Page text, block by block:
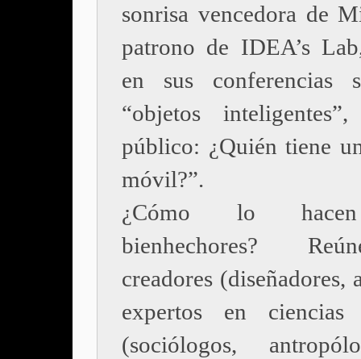
sonrisa vencedora de
patrono de IDEA’s
en sus conferencias
“objetos
público: ¿Quién tiene
móvil?”.
¿Cómo lo
bienhechores?
creadores (diseñadores,
expertos en ciencias
(sociólogos,